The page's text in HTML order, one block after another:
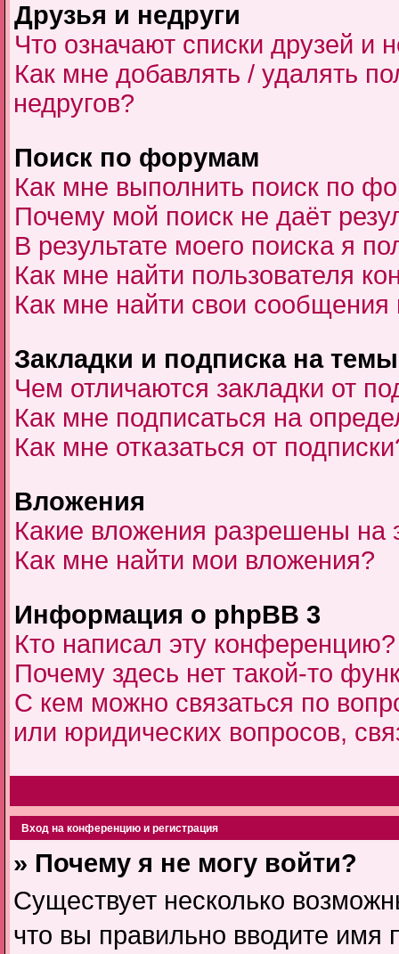
Друзья и недруги
Что означают списки друзей и
Как мне добавлять / удалять
недругов?
Поиск по форумам
Как мне выполнить поиск по
Почему мой поиск не даёт
В результате моего поиска я
Как мне найти пользователя
Как мне найти свои
Закладки и подписка на темы
Чем отличаются закладки от
Как мне подписаться на
Как мне отказаться от
Вложения
Какие вложения разрешены на
Как мне найти мои вложения?
Информация о phpBB 3
Кто написал эту конференцию?
Почему здесь нет такой-то
С кем можно связаться по
или юридических вопросов,
Вход на конференцию и регистрация
» Почему я не могу войти?
Существует несколько
что вы правильно вводите имя